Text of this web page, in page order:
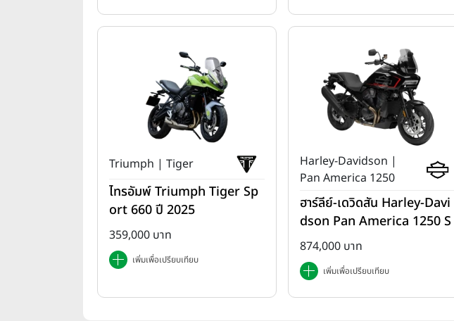
Triumph | Tiger
ไทรอัมพ์ Triumph Tiger Sp
ort 660 ปี 2025
359,000 บาท
เพิ่มเพื่อเปรียบเทียบ
Harley-Davidson |
Pan America 1250
ฮาร์ลีย์-เดวิดสัน Harley-Davi
dson Pan America 1250 S
T ปี 2025
874,000 บาท
เพิ่มเพื่อเปรียบเทียบ